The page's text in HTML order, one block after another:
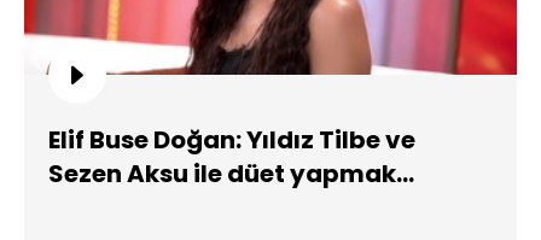
Elif Buse Doğan: Yıldız Tilbe ve
Sezen Aksu ile düet yapmak